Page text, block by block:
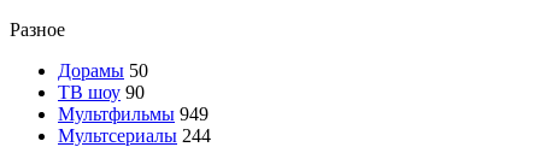
Разное
Дорамы 50
ТВ шоу 90
Мультфильмы 949
Мультсериалы 244